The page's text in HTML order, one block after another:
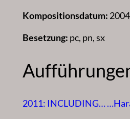
Kompositionsdatum: 2004
Besetzung: pc, pn, sx
2011: INCLUDING…